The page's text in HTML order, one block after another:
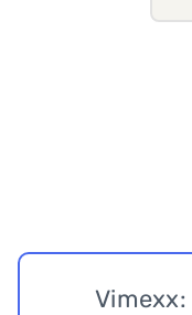
Vimexx: